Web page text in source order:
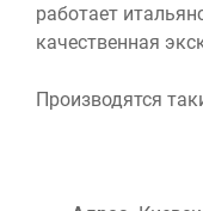
работает
качественная
Производятся